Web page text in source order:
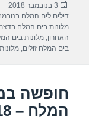
e
b
o
k
פורסם
בתאריך
3 בנובמבר 2018
דילים לים המלח
מלונות בים המלח
האחרון,מלונות בים
בים המלח זולים,
חופשה
המלח – 07/11/2018